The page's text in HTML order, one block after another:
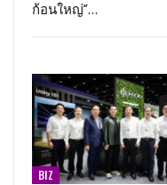
ก้อนใหญ่”…
BIZ